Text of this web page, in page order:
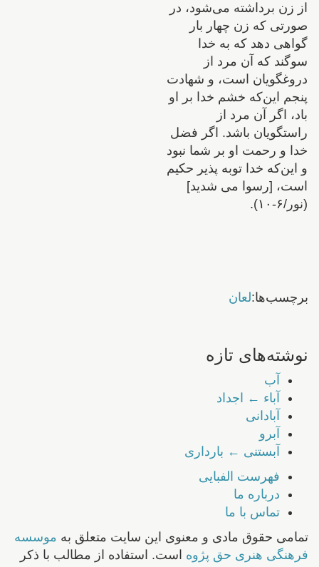
از زن برداشته می‌شود، در
صورتی که زن چهار بار
گواهی دهد که به خدا
سوگند که آن مرد از
دروغگویان است، و شهادت
پنجم این‌که خشم خدا بر او
باد، اگر آن مرد از
راستگویان باشد. اگر فضل
خدا و رحمت‏ او بر شما نبود
و این‌که خدا توبه ‏پذیر حکیم
است، [رسوا مى‏ شدید]
(نور/۶-۱۰).
برچسب‌ها:لعان
نوشته‌های تازه
آب
آباء ← اجداد
آبادانی
آبرو
آبستنی ← بارداری
فهرست الفبایی
درباره ما
تماس با ما
تمامی حقوق مادی و معنوی این سایت متعلق به موسسه
فرهنگی هنری حق پژوه است. استفاده از مطالب با ذکر